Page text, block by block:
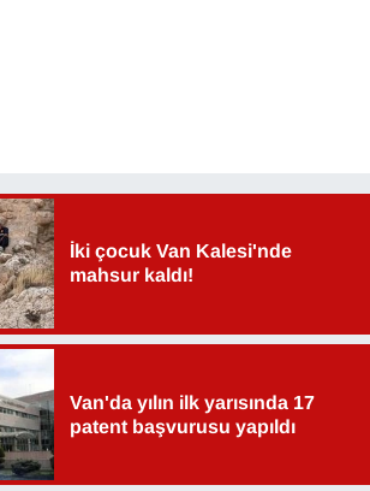
İki çocuk Van Kalesi'nde
mahsur kaldı!
Van'da yılın ilk yarısında 17
patent başvurusu yapıldı